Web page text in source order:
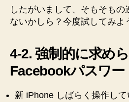
したがいまして、そもそも
ないかしら？今度試してみよ
4-2. 強制的に求め
Facebookパスワー
新 iPhone しばらく操作して